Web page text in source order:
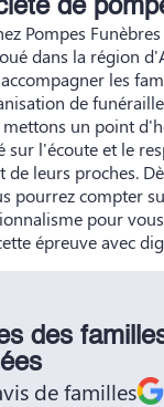
de
Pompes
dans la région
les
de
mettons un point
sur l'écoute et le
de leurs proches.
pourrez compter
pour
épreuve avec
des
de familles